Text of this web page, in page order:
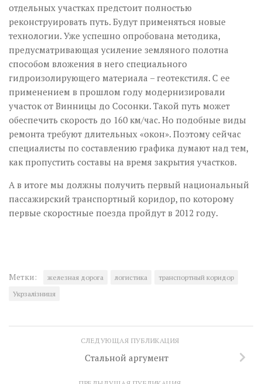
отдельных участках предстоит полностью
реконструировать путь. Будут применяться новые
технологии. Уже успешно опробована методика,
предусматривающая усиление земляного полотна
способом вложения в него специального
гидроизолирующего материала – геотекстиля. С ее
применением в прошлом году модернизировали
участок от Винницы до Сосонки. Такой путь может
обеспечить скорость до 160 км/час. Но подобные виды
ремонта требуют длительных «окон». Поэтому сейчас
специалисты по составлению графика думают над тем,
как пропустить составы на время закрытия участков.
А в итоге мы должны получить первый национальный
пассажирский транспортный коридор, по которому
первые скоростные поезда пройдут в 2012 году.
Метки: железная дорога логистика
транспортный коридор
Укрзалізниця
СЛЕДУЮЩАЯ ПУБЛИКАЦИЯ
Стальной аргумент